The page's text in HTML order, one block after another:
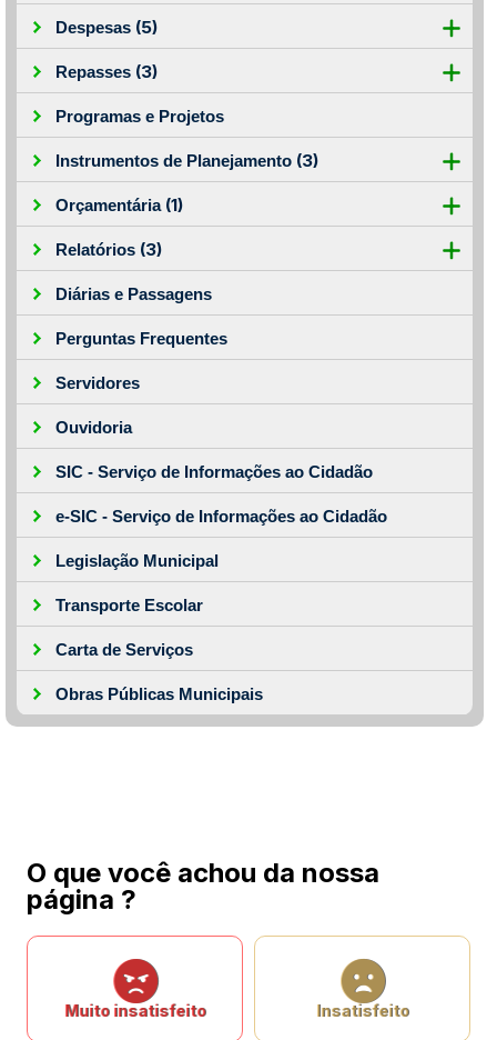
Despesas (5)
Repasses (3)
Programas e Projetos
Instrumentos de Planejamento (3)
Orçamentária (1)
Relatórios (3)
Diárias e Passagens
Perguntas Frequentes
Servidores
Ouvidoria
SIC - Serviço de Informações ao Cidadão
e-SIC - Serviço de Informações ao Cidadão
Legislação Municipal
Transporte Escolar
Carta de Serviços
Obras Públicas Municipais
O que você achou da nossa
página ?
Muito insatisfeito Insatisfeito